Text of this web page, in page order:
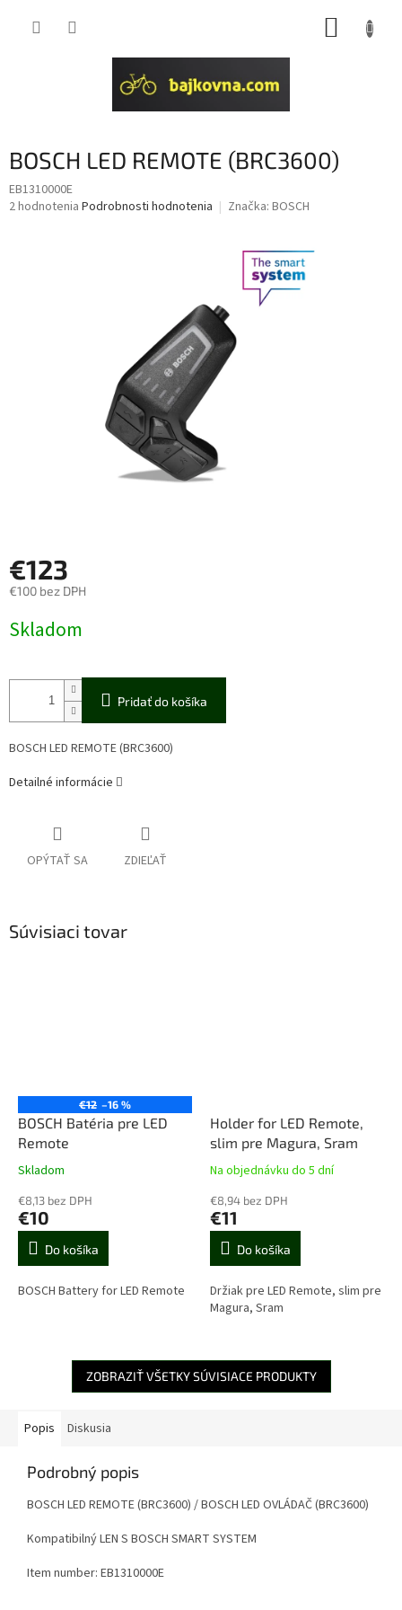
BOSCH LED REMOTE (BRC3600)
EB1310000E
Priemerné
2 hodnotenia Podrobnosti hodnotenia Značka: BOSCH
€123
€100 bez DPH
cena:
Skladom
Pridať do košíka
BOSCH LED REMOTE (BRC3600)
Detailné informácie
OPÝTAŤ SA ZDIEĽAŤ
Súvisiaci tovar
€12 –16 %
BOSCH Batéria pre LED
Remote
Skladom
€8,13 bez DPH
€10
Do košíka
BOSCH Battery for LED Remote
Holder for LED Remote,
slim pre Magura, Sram
Na objednávku do 5 dní
€8,94 bez DPH
€11
Do košíka
Držiak pre LED Remote, slim pre
Magura, Sram
ZOBRAZIŤ VŠETKY SÚVISIACE PRODUKTY
Popis Diskusia
Podrobný popis
BOSCH LED REMOTE (BRC3600) / BOSCH LED OVLÁDAČ (BRC3600)
Kompatibilný LEN S BOSCH SMART SYSTEM
Item number: EB1310000E